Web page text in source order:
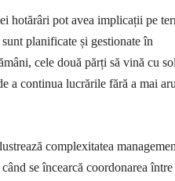
hotărâri pot avea implicații pe
planificate și gestionate în
cele două părți să vină cu
a continua lucrările fără a mai
complexitatea
se încearcă coordonarea între